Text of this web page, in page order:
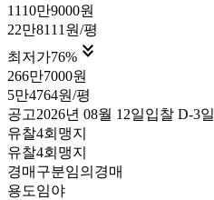
1110만9000원
22만8111원/평
최저가76% 
266만7000원
5만4764원/평
공고2026년 08월 12일입찰 D-3일
유찰4회 맹지
유찰4회 맹지
경매구분임의경매
용도임야